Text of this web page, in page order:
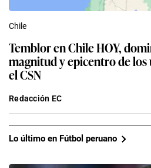
Chile
Temblor en Chile HOY,
magnitud y epicentro de los
el CSN
Redacción EC
Lo último en Fútbol peruano